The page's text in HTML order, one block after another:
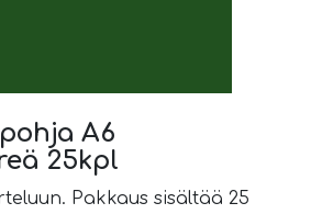
A6
25kpl
Pakkaus sisältää 25